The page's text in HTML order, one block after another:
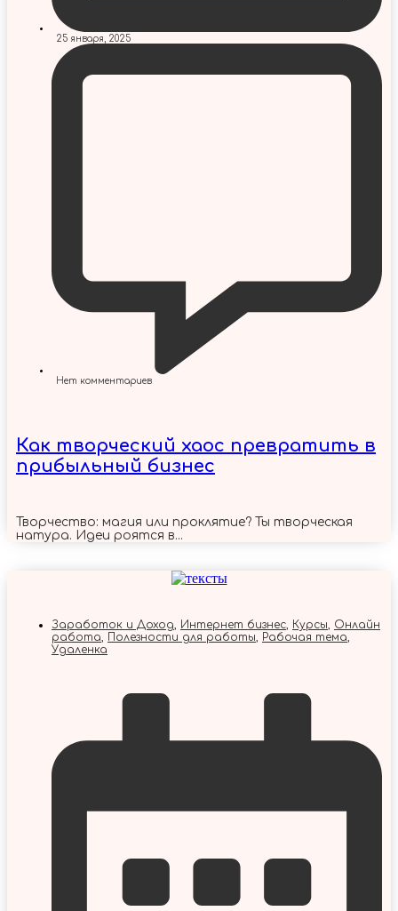
25 января, 2025
Нет комментариев
Как творческий хаос превратить в
прибыльный бизнес
Творчество: магия или проклятие? Ты творческая
натура. Идеи роятся в...
Заработок и Доход Интернет бизнес Курсы
Онлайн
работа
Полезности для работы Рабочая тема
Удаленка